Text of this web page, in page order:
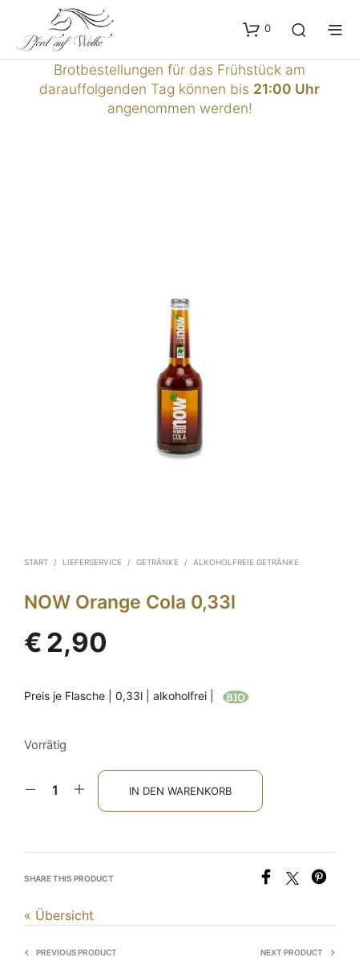
0
Brotbestellungen für das Frühstück am
darauffolgenden Tag können bis 21:00 Uhr
angenommen werden!
START / LIEFERSERVICE / GETRÄNKE / ALKOHOLFREIE GETRÄNKE
NOW Orange Cola 0,33l
€ 2,90
Preis je Flasche | 0,33l | alkoholfrei |
Vorrätig
IN DEN WARENKORB
SHARE THIS PRODUCT
« Übersicht
PREVIOUS PRODUCT NEXT PRODUCT